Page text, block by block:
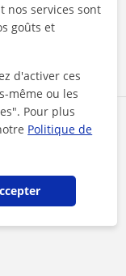
nos services sont
goûts et
d'activer ces
même ou les
Pour plus
Politique de